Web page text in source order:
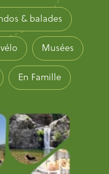
& balades
Musées
En Famille